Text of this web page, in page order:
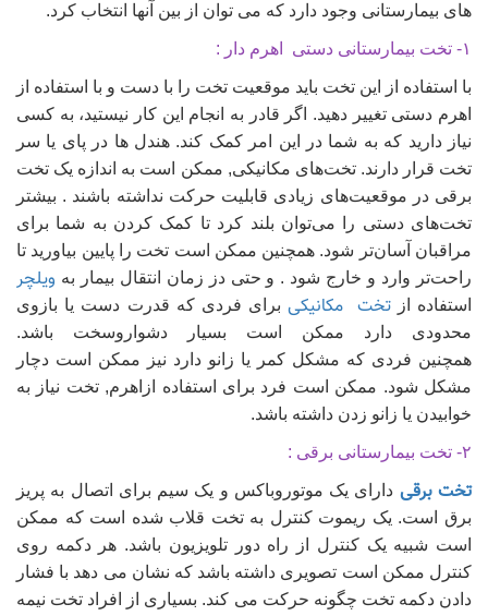
های بیمارستانی وجود دارد که می توان از بین آنها انتخاب کرد.
۱- تخت بیمارستانی دستی اهرم دار :
با استفاده از این تخت باید موقعیت تخت را با دست و با استفاده از
اهرم دستی تغییر دهید. اگر قادر به انجام این کار نیستید، به کسی
نیاز دارید که به شما در این امر کمک کند. هندل ها در پای یا سر
تخت قرار دارند. تخت‌های مکانیکی, ممکن است به اندازه یک تخت
برقی در موقعیت‌های زیادی قابلیت حرکت نداشته باشند . بیشتر
تخت‌های دستی را می‌توان بلند کرد تا کمک کردن به شما برای
مراقبان آسان‌تر شود. همچنین ممکن است تخت را پایین بیاورید تا
راحت‌تر وارد و خارج شود . و حتی دز زمان انتقال بیمار به ویلچر
استفاده ازتخت مکانیکی برای فردی که قدرت دست یا بازوی
محدودی دارد ممکن است بسیار دشواروسخت باشد.
همچنین فردی که مشکل کمر یا زانو دارد نیز ممکن است دچار
مشکل شود. ممکن است فرد برای استفاده ازاهرم, تخت نیاز به
خوابیدن یا زانو زدن داشته باشد.
۲- تخت بیمارستانی برقی :
تخت برقی دارای یک موتوروباکس و یک سیم برای اتصال به پریز
برق است. یک ریموت کنترل به تخت قلاب شده است که ممکن
است شبیه یک کنترل از راه دور تلویزیون باشد. هر دکمه روی
کنترل ممکن است تصویری داشته باشد که نشان می دهد با فشار
دادن دکمه تخت چگونه حرکت می کند. بسیاری از افراد تخت نیمه